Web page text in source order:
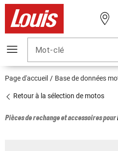
Mot-clé
Page d'accueil Base de données
Retour à la sélection de motos
Pièces de rechange et accessoires pour